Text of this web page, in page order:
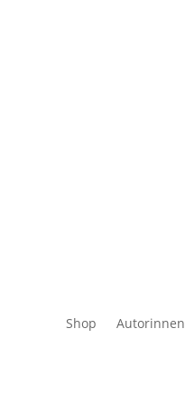
Shop Autorinnen